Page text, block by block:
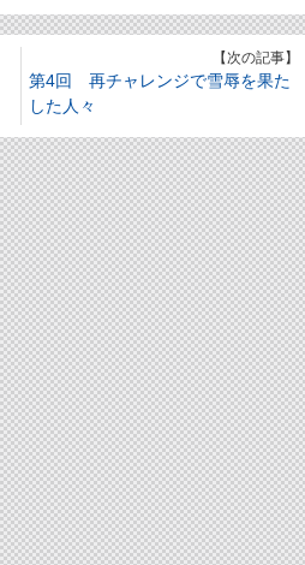
【次の記事】
第4回 再チャレンジで雪辱を果た
した人々